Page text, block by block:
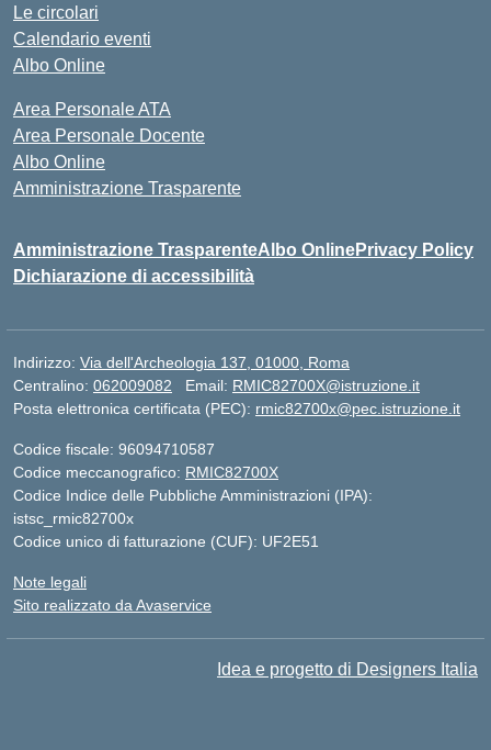
Le circolari
Calendario eventi
Albo Online
Area Personale ATA
Area Personale Docente
Albo Online
Amministrazione Trasparente
Amministrazione TrasparenteAlbo OnlinePrivacy Policy
Dichiarazione di accessibilità
Indirizzo: Via dell'Archeologia 137, 01000, Roma
Centralino: 062009082 Email: RMIC82700X@istruzione.it
Posta elettronica certificata (PEC): rmic82700x@pec.istruzione.it
Codice fiscale: 96094710587
Codice meccanografico: RMIC82700X
Codice Indice delle Pubbliche Amministrazioni (IPA):
istsc_rmic82700x
Codice unico di fatturazione (CUF): UF2E51
Note legali
Sito realizzato da Avaservice
Idea e progetto di Designers Italia